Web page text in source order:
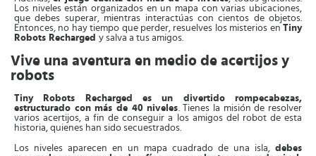
Los niveles están organizados en un mapa con varias ubicaciones,
que debes superar, mientras interactúas con cientos de objetos.
Entonces, no hay tiempo que perder, resuelves los misterios en Tiny
Robots Recharged y salva a tus amigos.
Vive una aventura en medio de acertijos y
robots
Tiny Robots Recharged es un divertido rompecabezas,
estructurado con más de 40 niveles. Tienes la misión de resolver
varios acertijos, a fin de conseguir a los amigos del robot de esta
historia, quienes han sido secuestrados.
Los niveles aparecen en un mapa cuadrado de una isla, debes